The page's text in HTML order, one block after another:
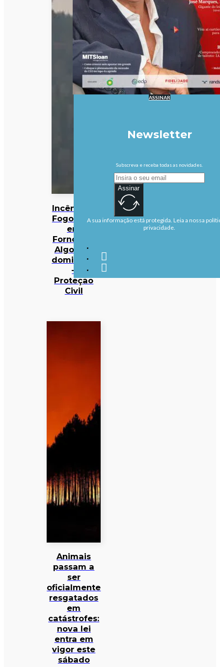
Incêndios:
Fogo rural
em
Fornos de
Algodres
dominado
–
Proteção
Civil
Animais
passam a
ser
oficialmente
resgatados
em
catástrofes:
nova lei
entra em
vigor este
sábado
ASSINAR
Newsletter
Subscreva e receba todas as novidades.
Assinar
A sua informação está protegida. Leia a nossa
privacidade.